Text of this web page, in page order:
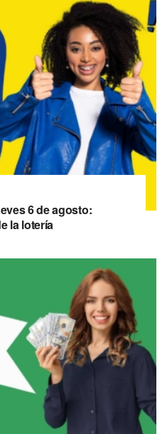
6 de agosto:
la lotería